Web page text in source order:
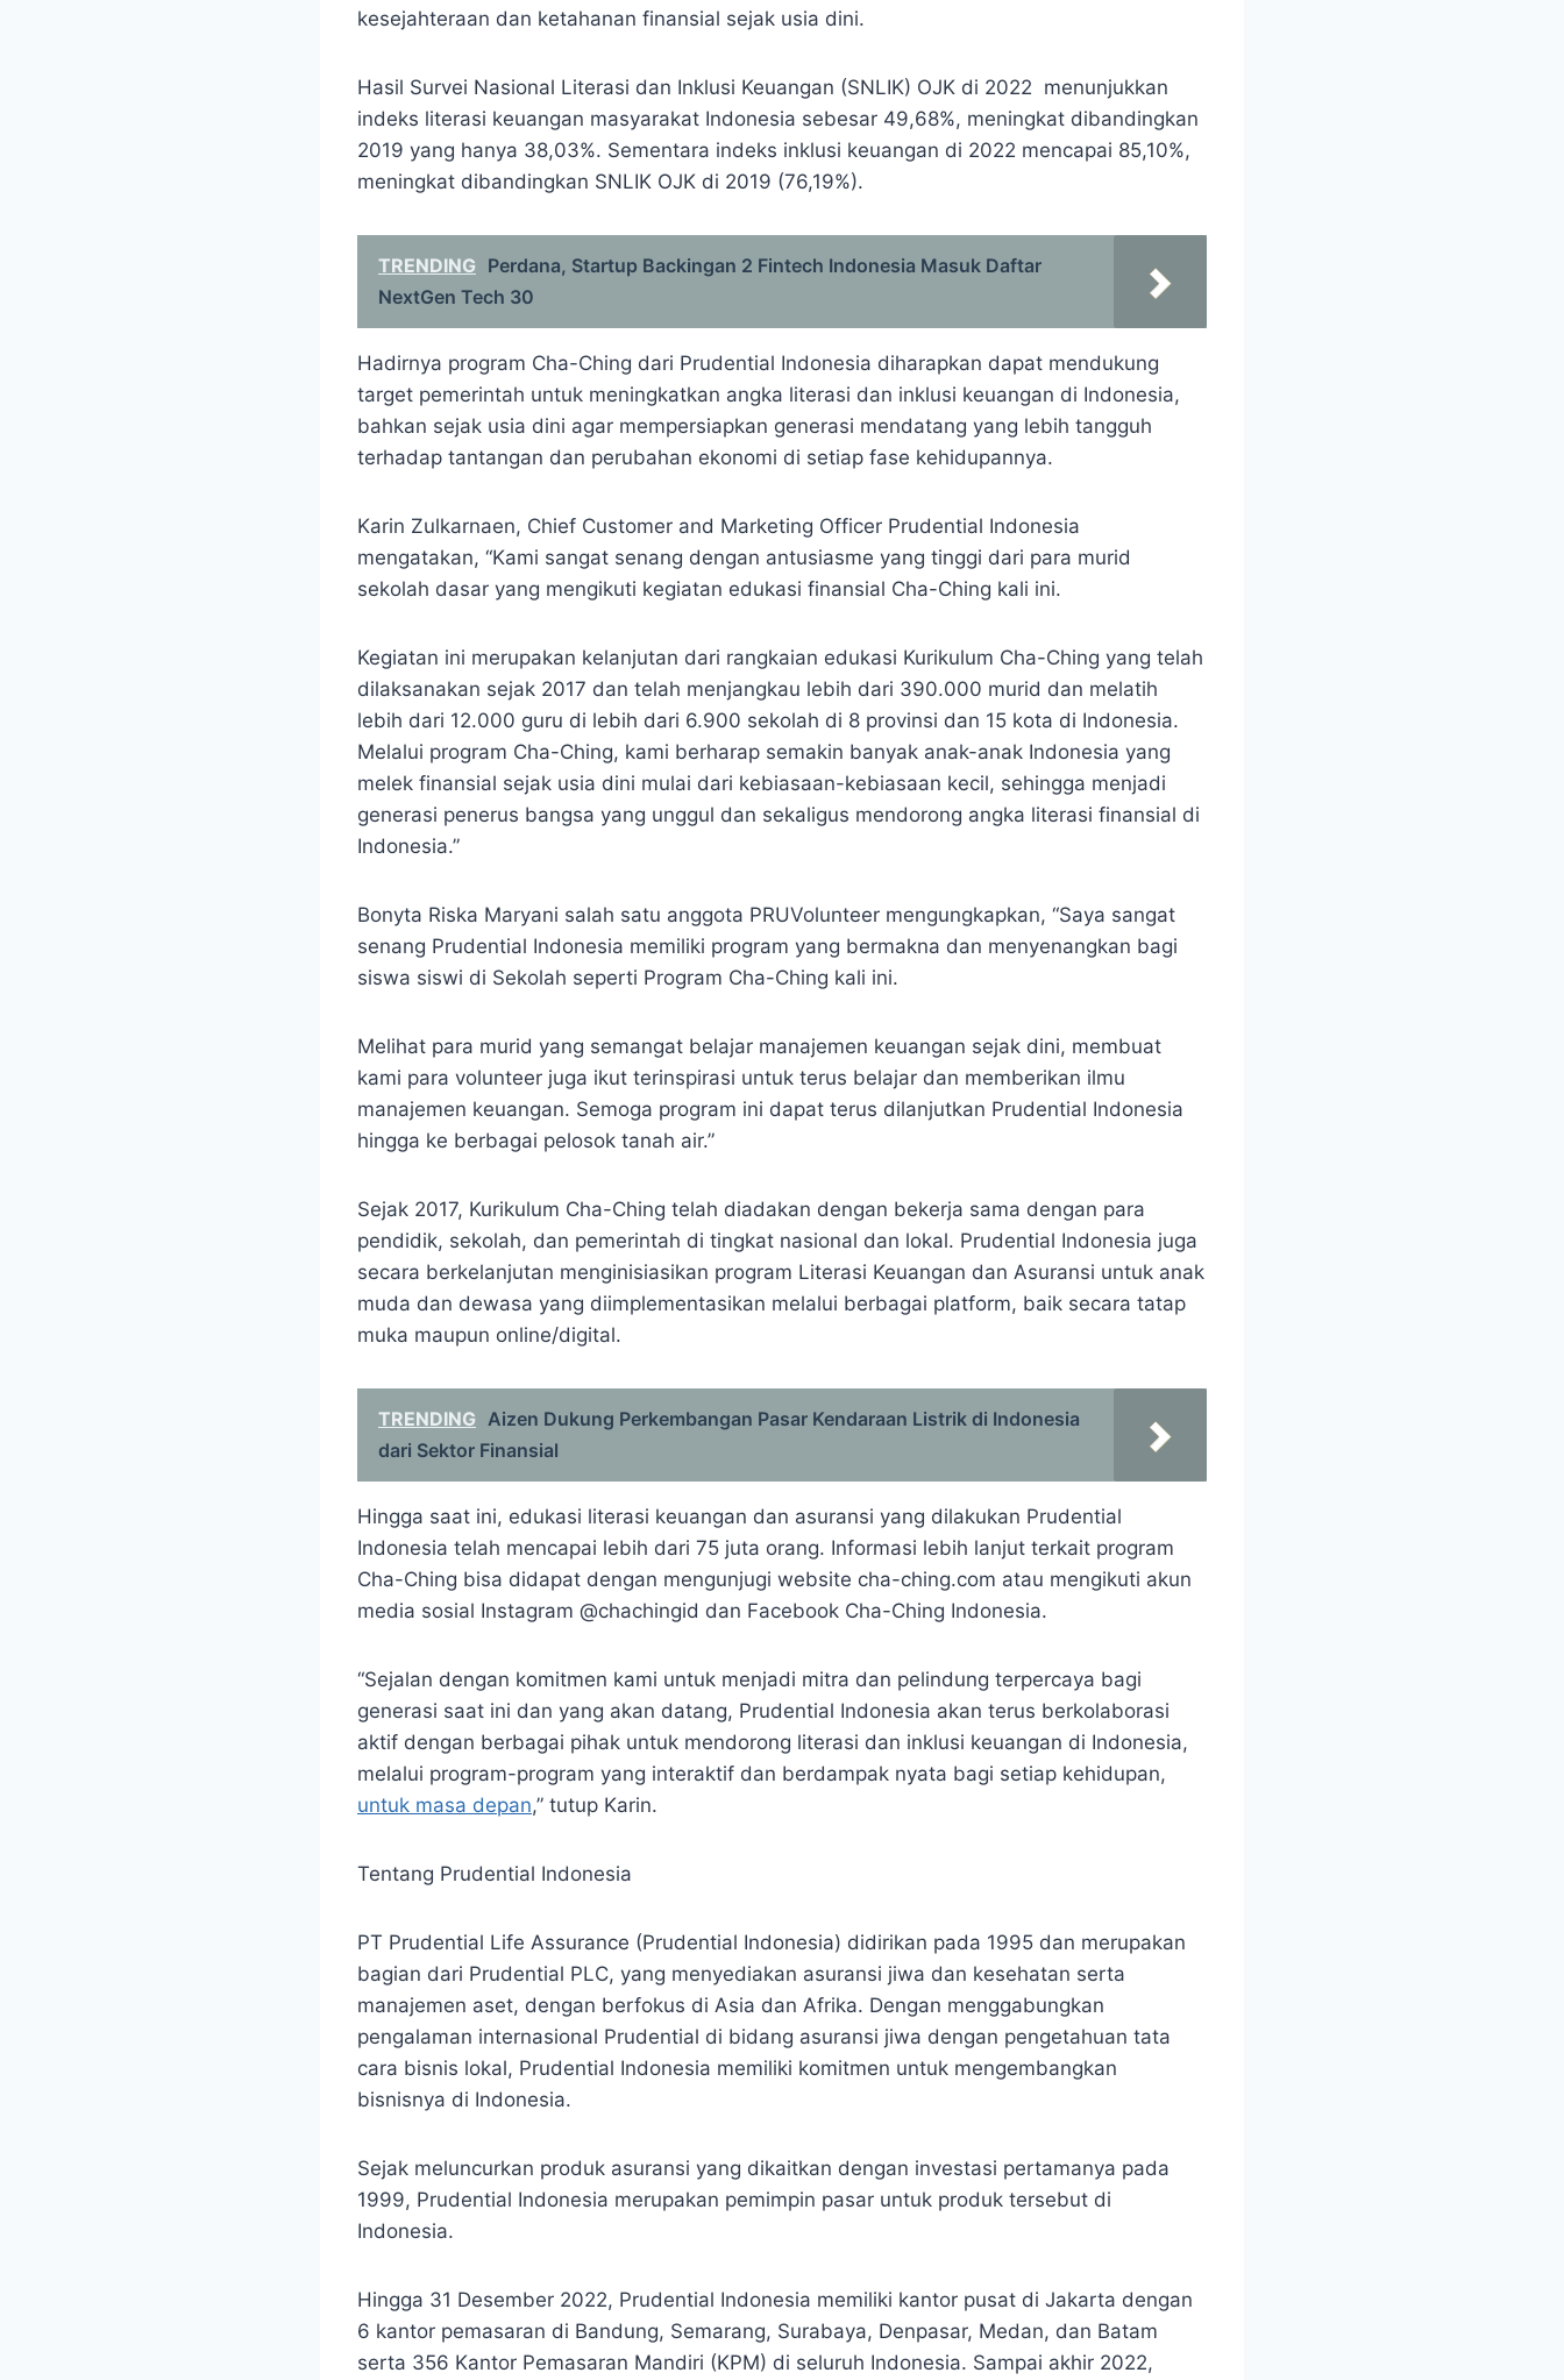
kesejahteraan dan ketahanan finansial sejak usia dini.
Hasil Survei Nasional Literasi dan Inklusi Keuangan (SNLIK) OJK di 2022 menunjukkan
indeks literasi keuangan masyarakat Indonesia sebesar 49,68%, meningkat dibandingkan
2019 yang hanya 38,03%. Sementara indeks inklusi keuangan di 2022 mencapai 85,10%,
meningkat dibandingkan SNLIK OJK di 2019 (76,19%).
TRENDING Perdana, Startup Backingan 2 Fintech Indonesia Masuk Daftar
NextGen Tech 30
Hadirnya program Cha-Ching dari Prudential Indonesia diharapkan dapat mendukung
target pemerintah untuk meningkatkan angka literasi dan inklusi keuangan di Indonesia,
bahkan sejak usia dini agar mempersiapkan generasi mendatang yang lebih tangguh
terhadap tantangan dan perubahan ekonomi di setiap fase kehidupannya.
Karin Zulkarnaen, Chief Customer and Marketing Officer Prudential Indonesia
mengatakan, “Kami sangat senang dengan antusiasme yang tinggi dari para murid
sekolah dasar yang mengikuti kegiatan edukasi finansial Cha-Ching kali ini.
Kegiatan ini merupakan kelanjutan dari rangkaian edukasi Kurikulum Cha-Ching yang telah
dilaksanakan sejak 2017 dan telah menjangkau lebih dari 390.000 murid dan melatih
lebih dari 12.000 guru di lebih dari 6.900 sekolah di 8 provinsi dan 15 kota di Indonesia.
Melalui program Cha-Ching, kami berharap semakin banyak anak-anak Indonesia yang
melek finansial sejak usia dini mulai dari kebiasaan-kebiasaan kecil, sehingga menjadi
generasi penerus bangsa yang unggul dan sekaligus mendorong angka literasi finansial di
Indonesia.”
Bonyta Riska Maryani salah satu anggota PRUVolunteer mengungkapkan, “Saya sangat
senang Prudential Indonesia memiliki program yang bermakna dan menyenangkan bagi
siswa siswi di Sekolah seperti Program Cha-Ching kali ini.
Melihat para murid yang semangat belajar manajemen keuangan sejak dini, membuat
kami para volunteer juga ikut terinspirasi untuk terus belajar dan memberikan ilmu
manajemen keuangan. Semoga program ini dapat terus dilanjutkan Prudential Indonesia
hingga ke berbagai pelosok tanah air.”
Sejak 2017, Kurikulum Cha-Ching telah diadakan dengan bekerja sama dengan para
pendidik, sekolah, dan pemerintah di tingkat nasional dan lokal. Prudential Indonesia juga
secara berkelanjutan menginisiasikan program Literasi Keuangan dan Asuransi untuk anak
muda dan dewasa yang diimplementasikan melalui berbagai platform, baik secara tatap
muka maupun online/digital.
TRENDING Aizen Dukung Perkembangan Pasar Kendaraan Listrik di Indonesia
dari Sektor Finansial
Hingga saat ini, edukasi literasi keuangan dan asuransi yang dilakukan Prudential
Indonesia telah mencapai lebih dari 75 juta orang. Informasi lebih lanjut terkait program
Cha-Ching bisa didapat dengan mengunjugi website cha-ching.com atau mengikuti akun
media sosial Instagram @chachingid dan Facebook Cha-Ching Indonesia.
“Sejalan dengan komitmen kami untuk menjadi mitra dan pelindung terpercaya bagi
generasi saat ini dan yang akan datang, Prudential Indonesia akan terus berkolaborasi
aktif dengan berbagai pihak untuk mendorong literasi dan inklusi keuangan di Indonesia,
melalui program-program yang interaktif dan berdampak nyata bagi setiap kehidupan,
untuk masa depan,” tutup Karin.
Tentang Prudential Indonesia
PT Prudential Life Assurance (Prudential Indonesia) didirikan pada 1995 dan merupakan
bagian dari Prudential PLC, yang menyediakan asuransi jiwa dan kesehatan serta
manajemen aset, dengan berfokus di Asia dan Afrika. Dengan menggabungkan
pengalaman internasional Prudential di bidang asuransi jiwa dengan pengetahuan tata
cara bisnis lokal, Prudential Indonesia memiliki komitmen untuk mengembangkan
bisnisnya di Indonesia.
Sejak meluncurkan produk asuransi yang dikaitkan dengan investasi pertamanya pada
1999, Prudential Indonesia merupakan pemimpin pasar untuk produk tersebut di
Indonesia.
Hingga 31 Desember 2022, Prudential Indonesia memiliki kantor pusat di Jakarta dengan
6 kantor pemasaran di Bandung, Semarang, Surabaya, Denpasar, Medan, dan Batam
serta 356 Kantor Pemasaran Mandiri (KPM) di seluruh Indonesia. Sampai akhir 2022,